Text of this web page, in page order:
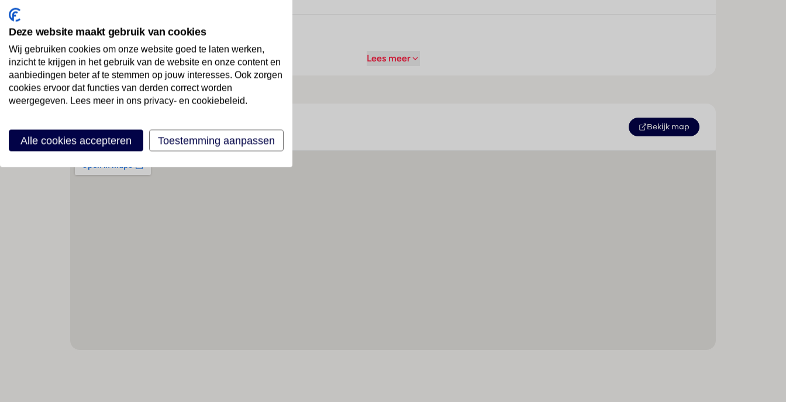
Geen faciliteiten beschikbaar
Lees meer
Locatie Bekijk map
Deze website maakt gebruik van cookies
Wij gebruiken cookies om onze website goed te laten werken,
inzicht te krijgen in het gebruik van de website en onze content en
aanbiedingen beter af te stemmen op jouw interesses. Ook zorgen
cookies ervoor dat functies van derden correct worden
weergegeven. Lees meer in ons privacy- en cookiebeleid.
Alle cookies accepteren Toestemming aanpassen